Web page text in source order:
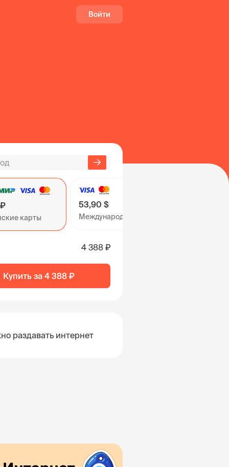
Войти
карты
53,90 $
Международные карты
4 388 ₽
Купить за 4 388 ₽
раздавать интернет